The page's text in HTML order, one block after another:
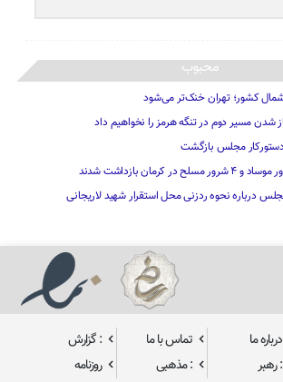
محبوب
شمال کشور؛ تهران خنک‌تر می‌شود
شدن مسیر دوم در تنگه هرمز را نخواهیم داد
دستورکار مجلس بازگشت
درباره نحوه ردزنی محل استقرار شهید لاریجانی
درباره ما تماس با ما
: گزارش
: رهبر : مذهبی
روزنامه